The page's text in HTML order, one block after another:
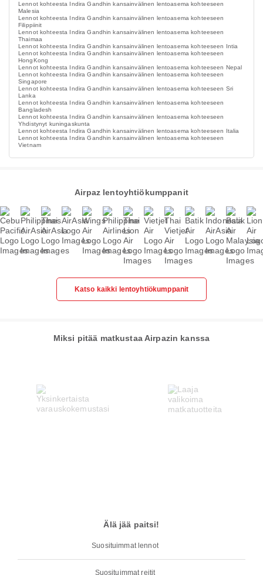
Lennot kohteesta Indira Gandhin kansainvälinen lentoasema kohteeseen
Malesia
Lennot kohteesta Indira Gandhin kansainvälinen lentoasema kohteeseen
Filippiinit
Lennot kohteesta Indira Gandhin kansainvälinen lentoasema kohteeseen
Thaimaa
Lennot kohteesta Indira Gandhin kansainvälinen lentoasema kohteeseen Intia
Lennot kohteesta Indira Gandhin kansainvälinen lentoasema kohteeseen
HongKong
Lennot kohteesta Indira Gandhin kansainvälinen lentoasema kohteeseen Nepal
Lennot kohteesta Indira Gandhin kansainvälinen lentoasema kohteeseen
Singapore
Lennot kohteesta Indira Gandhin kansainvälinen lentoasema kohteeseen Sri
Lanka
Lennot kohteesta Indira Gandhin kansainvälinen lentoasema kohteeseen
Bangladesh
Lennot kohteesta Indira Gandhin kansainvälinen lentoasema kohteeseen
Yhdistynyt kuningaskunta
Lennot kohteesta Indira Gandhin kansainvälinen lentoasema kohteeseen Italia
Lennot kohteesta Indira Gandhin kansainvälinen lentoasema kohteeseen
Vietnam
Airpaz lentoyhtiökumppanit
Katso kaikki lentoyhtiökumppanit
Miksi pitää matkustaa Airpazin kanssa
Älä jää paitsi!
Suosituimmat lennot
Suosituimmat reitit